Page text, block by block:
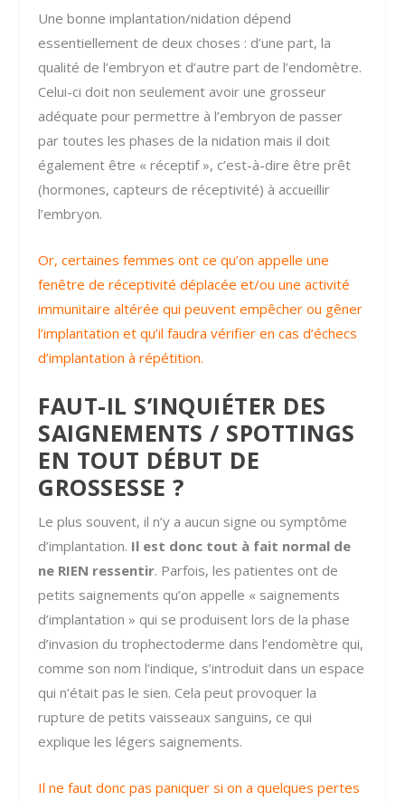
Une bonne implantation/nidation dépend
essentiellement de deux choses : d’une part, la
qualité de l’embryon et d’autre part de l’endomètre.
Celui-ci doit non seulement avoir une grosseur
adéquate pour permettre à l’embryon de passer
par toutes les phases de la nidation mais il doit
également être « réceptif », c’est-à-dire être prêt
(hormones, capteurs de réceptivité) à accueillir
l’embryon.
Or, certaines femmes ont ce qu’on appelle une
fenêtre de réceptivité déplacée et/ou une activité
immunitaire altérée qui peuvent empêcher ou gêner
l’implantation et qu’il faudra vérifier en cas d’échecs
d’implantation à répétition.
FAUT-IL S’INQUIÉTER DES
SAIGNEMENTS / SPOTTINGS
EN TOUT DÉBUT DE
GROSSESSE ?
Le plus souvent, il n’y a aucun signe ou symptôme
d’implantation. Il est donc tout à fait normal de
ne RIEN ressentir. Parfois, les patientes ont de
petits saignements qu’on appelle « saignements
d’implantation » qui se produisent lors de la phase
d’invasion du trophectoderme dans l’endomètre qui,
comme son nom l’indique, s’introduit dans un espace
qui n’était pas le sien. Cela peut provoquer la
rupture de petits vaisseaux sanguins, ce qui
explique les légers saignements.
Il ne faut donc pas paniquer si on a quelques pertes